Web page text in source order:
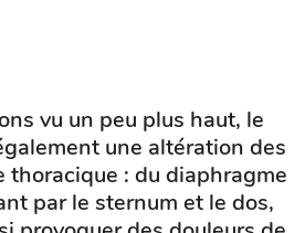
vu un peu plus haut, le
une altération des
thoracique : du diaphragme
par le sternum et le dos,